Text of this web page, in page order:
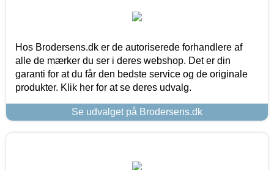
Hos Brodersens.dk er de autoriserede forhandlere af
alle de mærker du ser i deres webshop. Det er din
garanti for at du får den bedste service og de originale
produkter. Klik her for at se deres udvalg.
Se udvalget på Brodersens.dk